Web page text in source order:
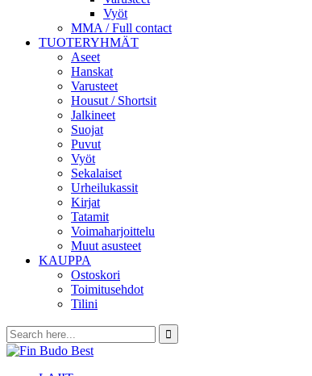
Vyöt
MMA / Full contact
TUOTERYHMÄT
Aseet
Hanskat
Varusteet
Housut / Shortsit
Jalkineet
Suojat
Puvut
Vyöt
Sekalaiset
Urheilukassit
Kirjat
Tatamit
Voimaharjoittelu
Muut asusteet
KAUPPA
Ostoskori
Toimitusehdot
Tilini